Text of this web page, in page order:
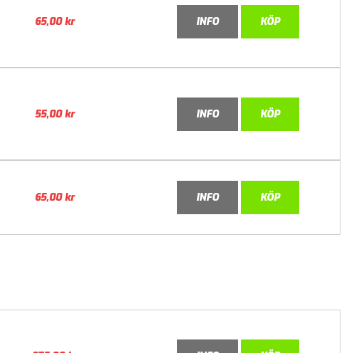
65,00kr INFO KÖP
55,00kr INFO KÖP
65,00kr INFO KÖP